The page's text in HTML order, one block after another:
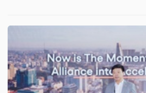
cụ
đầu
tư